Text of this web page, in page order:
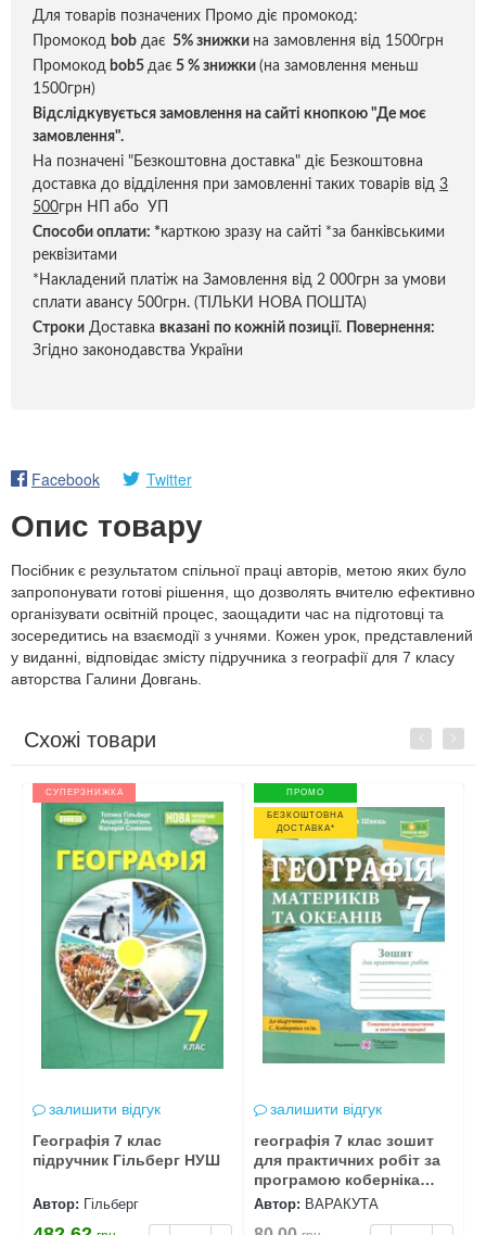
Для товарів позначених Промо діє промокод:
Промокод bob дає 5% знижки на замовлення від 1500грн
Промокод bob5 дає 5 % знижки (на замовлення меньш
1500грн)
Відслідкувується замовлення на сайті кнопкою "Де моє
замовлення".
На позначені "Безкоштовна доставка" діє Безкоштовна
доставка до відділення при замовленні таких товарів від 3
500грн НП або УП
Способи оплати: *карткою зразу на сайті *за банківськими
реквізитами
*Накладений платіж на Замовлення від 2 000грн за умови
сплати авансу 500грн. (ТІЛЬКИ НОВА ПОШТА)
Строки Доставка вказані по кожній позиції.
Повернення:
Згідно законодавства України
Facebook Twitter
Опис товару
Посібник є результатом спільної праці авторів, метою яких було
запропонувати готові рішення, що дозволять вчителю ефективно
організувати освітній процес, заощадити час на підготовці та
зосередитись на взаємодії з учнями. Кожен урок, представлений
у виданні, відповідає змісту підручника з географії для 7 класу
авторства Галини Довгань.
Схожі товари Previous
СУПЕРЗНИЖКА
залишити відгук
Географія 7 клас
підручник Гільберг НУШ
Автор: Гільберг
ПРОМО
БЕЗКОШТОВНА
ДОСТАВКА*
залишити відгук
географія 7 клас зошит
для практичних робіт за
програмою коберніка
нуш
Автор: ВАРАКУТА
Next